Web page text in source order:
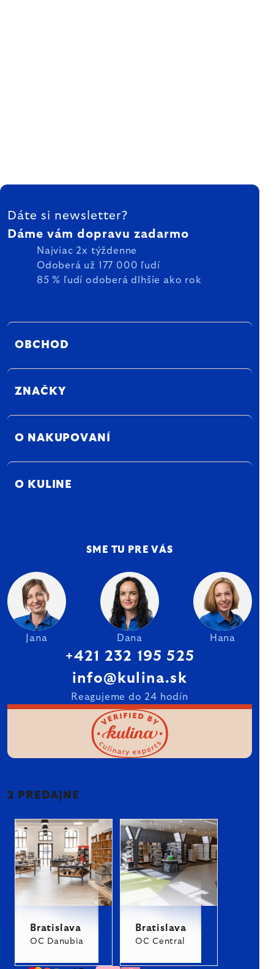
ZÁPÄTIE
Dáte si newsletter?
Dáme vám dopravu zadarmo
Najviac 2x týždenne
Odoberá už 177 000 ľudí
85 % ľudí odoberá dlhšie ako rok
OBCHOD
ZNAČKY
O NAKUPOVANÍ
O KULINE
SME TU PRE VÁS
Jana Dana Hana
+421 232 195 525
info@kulina.sk
Reagujeme do 24 hodín
2 PREDAJNE
Bratislava
OC Danubia
Bratislava
OC Central